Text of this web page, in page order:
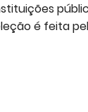
é feita